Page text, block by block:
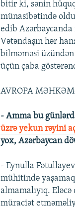
bitir ki, sənin
münasibətində
edib Azərbaycanda
Vətəndaşın hər
bilməməsi
üçün çaba
AVROPA
- Amma bu
üzrə yekun rəyini
yox, Azərbaycan
- Eynulla
mühitində
almamalıyıq.
müraciət